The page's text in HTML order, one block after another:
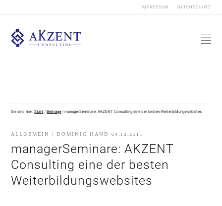
IMPRESSUM DATENSCHUTZ
Sie sind hier:Start /Beiträge /managerSeminare: AKZENT Consulting eine der besten Weiterbildungswebsites
ALLGEMEIN / DOMINIC HAND 04.12.2011
managerSeminare: AKZENT
Consulting eine der besten
Weiterbildungswebsites